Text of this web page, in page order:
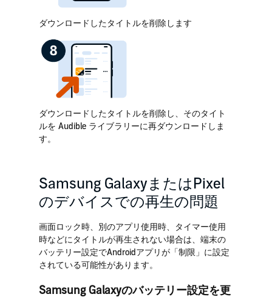
ダウンロードしたタイトルを削除します
ダウンロードしたタイトルを削除し、そのタイト
ルを Audible ライブラリーに再ダウンロードしま
す。
Samsung GalaxyまたはPixel
のデバイスでの再生の問題
画面ロック時、別のアプリ使用時、タイマー使用
時などにタイトルが再生されない場合は、端末の
バッテリー設定でAndroidアプリが「制限」に設定
されている可能性があります。
Samsung Galaxyのバッテリー設定を更